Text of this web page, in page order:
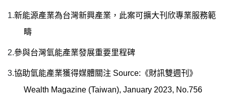
1.新能源產業為台灣新興產業，此案可擴大刊欣專業服務範
疇
2.參與台灣氫能產業發展重要里程碑
3.協助氫能產業獲得媒體關注 Source: 《財訊雙週刊》
Wealth Magazine (Taiwan), January 2023, No.756